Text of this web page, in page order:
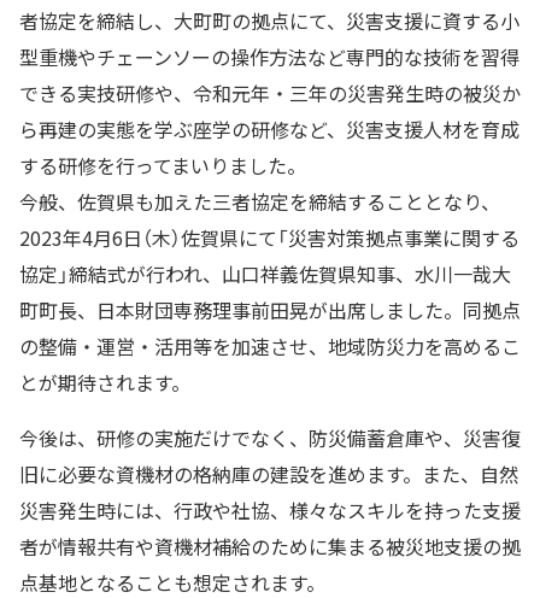
者協定を締結し、大町町の拠点にて、災害支援に資する小
型重機やチェーンソーの操作方法など専門的な技術を習得
できる実技研修や、令和元年・三年の災害発生時の被災か
ら再建の実態を学ぶ座学の研修など、災害支援人材を育成
する研修を行ってまいりました。
今般、佐賀県も加えた三者協定を締結することとなり、
2023年4月6日（木）佐賀県にて「災害対策拠点事業に関する
協定」締結式が行われ、山口祥義佐賀県知事、水川一哉大
町町長、日本財団専務理事前田晃が出席しました。同拠点
の整備・運営・活用等を加速させ、地域防災力を高めるこ
とが期待されます。
今後は、研修の実施だけでなく、防災備蓄倉庫や、災害復
旧に必要な資機材の格納庫の建設を進めます。また、自然
災害発生時には、行政や社協、様々なスキルを持った支援
者が情報共有や資機材補給のために集まる被災地支援の拠
点基地となることも想定されます。